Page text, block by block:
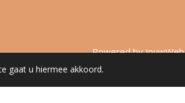
gaat u hiermee akkoord.
Powered byJouwWeb